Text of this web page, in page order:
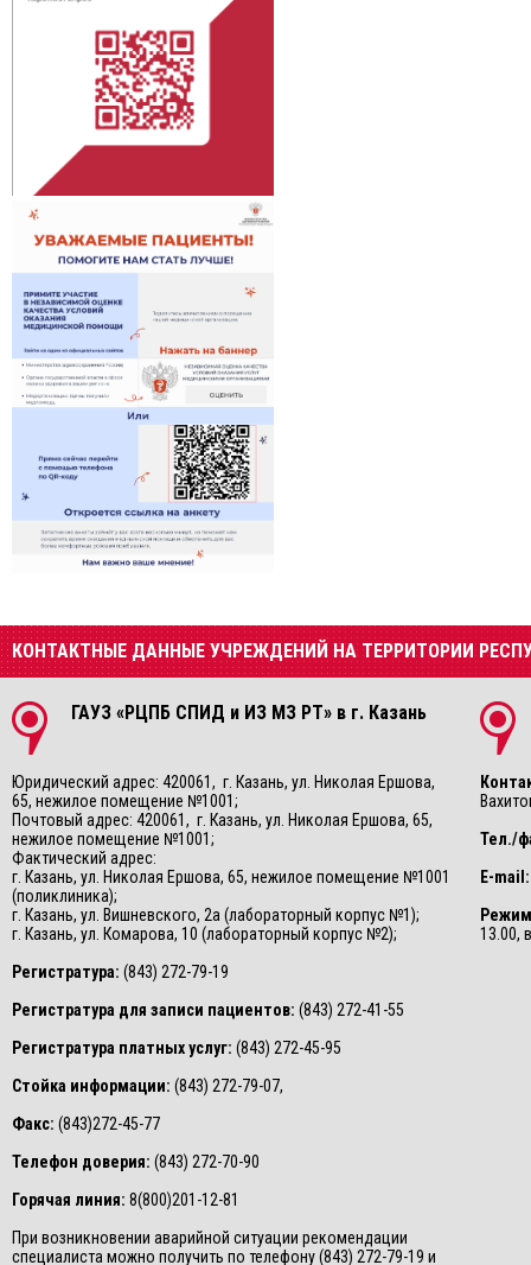
КОНТАКТНЫЕ ДАННЫЕ УЧРЕЖДЕНИЙ НА ТЕРРИТОРИИ
ГАУЗ «РЦПБ СПИД и ИЗ МЗ РТ» в г. Казань
Юридический адрес: 420061, г. Казань, ул. Николая Ершова,
65, нежилое помещение №1001;
Почтовый адрес: 420061, г. Казань, ул. Николая Ершова, 65,
нежилое помещение №1001;
Фактический адрес:
г. Казань, ул. Николая Ершова, 65, нежилое помещение №1001
(поликлиника);
г. Казань, ул. Вишневского, 2а (лабораторный корпус №1);
г. Казань, ул. Комарова, 10 (лабораторный корпус №2);
Регистратура: (843) 272-79-19
Регистратура для записи пациентов: (843) 272-41-55
Регистратура платных услуг: (843) 272-45-95
Стойка информации: (843) 272-79-07,
Факс: (843)272-45-77
Телефон доверия: (843) 272-70-90
Горячая линия: 8(800)201-12-81
При возникновении аварийной ситуации рекомендации
специалиста можно получить по телефону (843) 272-79-19 и
Тел./
E-mail:
13.00,